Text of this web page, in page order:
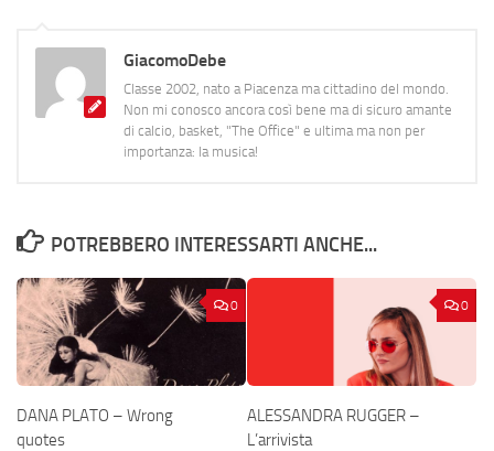
GiacomoDebe
Classe 2002, nato a Piacenza ma cittadino del mondo.
Non mi conosco ancora così bene ma di sicuro amante
di calcio, basket, "The Office" e ultima ma non per
importanza: la musica!
POTREBBERO INTERESSARTI ANCHE...
0
DANA PLATO – Wrong
quotes
0
ALESSANDRA RUGGER –
L’arrivista